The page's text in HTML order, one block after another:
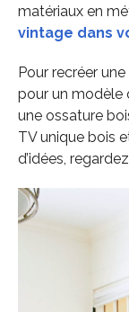
matériaux en
vintage dans
Pour recréer
pour un modèle
une ossature
TV unique bois
d’idées, regardez